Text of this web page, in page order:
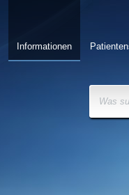
Informationen
Was